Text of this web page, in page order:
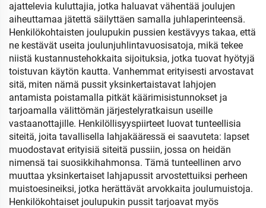
ajattelevia kuluttajia, jotka haluavat vähentää joulujen
aiheuttamaa jätettä säilyttäen samalla juhlaperinteensä.
Henkilökohtaisten joulupukin pussien kestävyys takaa, että
ne kestävät useita joulunjuhlintavuosisatoja, mikä tekee
niistä kustannustehokkaita sijoituksia, jotka tuovat hyötyjä
toistuvan käytön kautta. Vanhemmat erityisesti arvostavat
sitä, miten nämä pussit yksinkertaistavat lahjojen
antamista poistamalla pitkät käärimisistunnokset ja
tarjoamalla välittömän järjestelyratkaisun useille
vastaanottajille. Henkilöllisyyspiirteet luovat tunteellisia
siteitä, joita tavallisella lahjakääressä ei saavuteta: lapset
muodostavat erityisiä siteitä pussiin, jossa on heidän
nimensä tai suosikkihahmonsa. Tämä tunteellinen arvo
muuttaa yksinkertaiset lahjapussit arvostettuiksi perheen
muistoesineiksi, jotka herättävät arvokkaita joulumuistoja.
Henkilökohtaiset joulupukin pussit tarjoavat myös